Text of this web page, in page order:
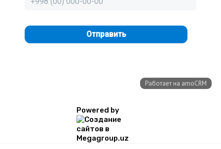
Powered by